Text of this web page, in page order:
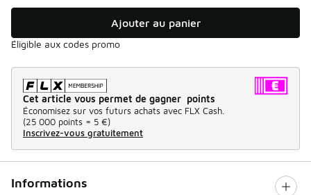
Ajouter au panier
Éligible aux codes promo
Cet article vous permet de gagner points
Économisez sur vos futurs achats avec FLX Cash.
(25 000 points = 5 €)
Inscrivez-vous gratuitement
Informations